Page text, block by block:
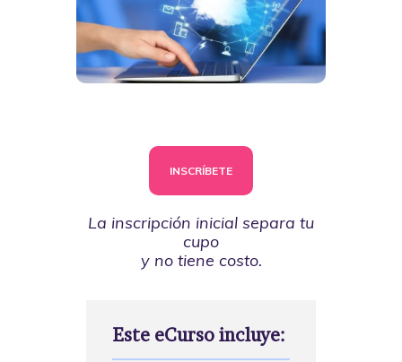
INSCRÍBETE
La inscripción inicial separa tu
cupo
y no tiene costo.
Este eCurso incluye: